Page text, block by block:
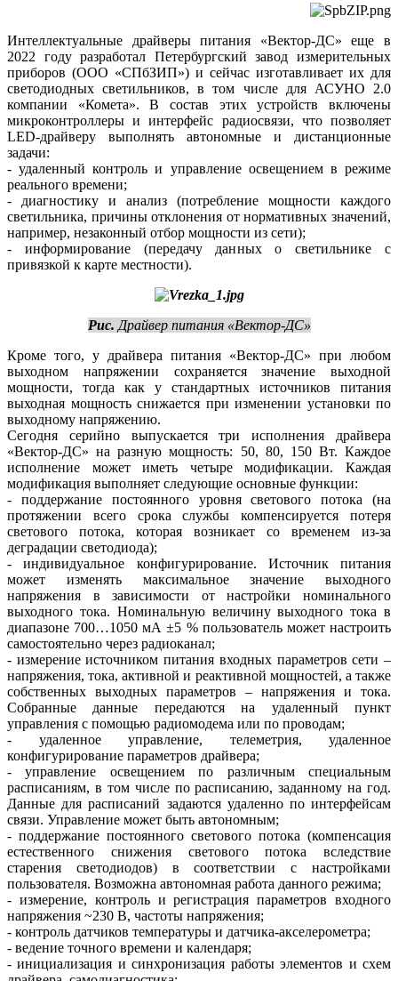
Интеллектуальные драйверы питания «Вектор-ДС» еще в
2022 го­ду разработал Петербургский завод измерительных
приборов (ООО «СПбЗИП») и сейчас изготавливает их для
светодиодных светильников, в том числе для АСУНО 2.0
компании «Комета». В состав этих устройств включены
микроконтроллеры и интерфейс радиосвязи, что позволяет
LED-драйверу выполнять автономные и дистанционные
задачи:
- удаленный контроль и управление освещением в режиме
реального времени;
- диагностику и анализ (потребление мощности каждого
светильника, причины отклонения от нормативных значений,
например, незаконный отбор мощности из сети);
- информирование (передачу данных о светильнике с
привязкой к карте местности).
Рис. Драйвер питания «Вектор-ДС»
Кроме того, у драйвера питания «Вектор-ДС» при любом
выходном напряжении сохраняется значение выходной
мощности, тогда как у стандартных источников питания
выходная мощность снижается при изменении установки по
выходному напряжению.
Сегодня серийно выпускается три исполнения драйвера
«Вектор-ДС» на разную мощность: 50, 80, 150 Вт. Каждое
исполнение может иметь четыре модификации. Каждая
модификация выполняет следующие основные функции:
- поддержание постоянного уровня светового потока (на
протяжении всего срока службы компенсируется потеря
светового потока, которая возникает со временем из-за
деградации светодиода);
- индивидуальное конфигурирование. Источник питания
может изменять максимальное значение выходного
напряжения в зависимости от настройки номинального
выходного то­ка. Номинальную величину выходного то­ка в
диапазоне 700…1050 мА ±5 % пользователь может настроить
самостоятельно через радиоканал;
- измерение источником питания входных параметров се­ти –
напряжения, тока, активной и реактивной мощностей, а также
собственных выходных параметров – напряжения и то­ка.
Собранные данные передаются на удаленный пункт
управления с помощью радиомодема или по проводам;
- удаленное управление, телеметрия, удаленное
конфигурирование параметров драйвера;
- управление освещением по различным специальным
расписаниям, в том числе по расписанию, заданному на год.
Данные для расписаний задаются удаленно по интерфейсам
связи. Управление может быть автономным;
- поддержание постоянного светового потока (компенсация
естественного снижения светового потока вследствие
старения светодиодов) в соответствии с настройками
пользователя. Возможна автономная работа данного режима;
- измерение, контроль и регистрация параметров входного
напряжения ~230 В, частоты напряжения;
- контроль датчиков температуры и датчика-акселерометра;
- ведение точного времени и календаря;
- инициализация и синхронизация работы элементов и схем